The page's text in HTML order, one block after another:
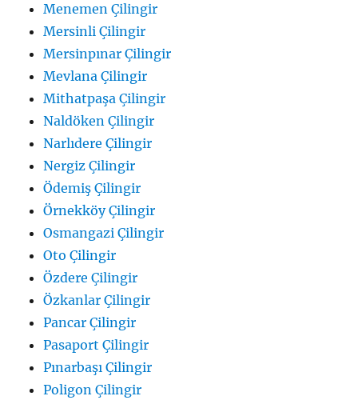
Menemen Çilingir
Mersinli Çilingir
Mersinpınar Çilingir
Mevlana Çilingir
Mithatpaşa Çilingir
Naldöken Çilingir
Narlıdere Çilingir
Nergiz Çilingir
Ödemiş Çilingir
Örnekköy Çilingir
Osmangazi Çilingir
Oto Çilingir
Özdere Çilingir
Özkanlar Çilingir
Pancar Çilingir
Pasaport Çilingir
Pınarbaşı Çilingir
Poligon Çilingir